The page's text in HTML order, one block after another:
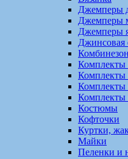
Джемперы
Джемперы
Джемперы
Джинсовая
Комплекты
Комплекты
Комплекты
Комплекты
Костюмы
Кофточки
Куртки,
Майки
Пеленки и